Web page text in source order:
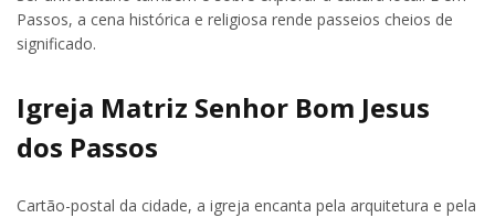
Passos, a cena histórica e religiosa rende passeios cheios de
significado.
Igreja Matriz Senhor Bom Jesus
dos Passos
Cartão-postal da cidade, a igreja encanta pela arquitetura e pela